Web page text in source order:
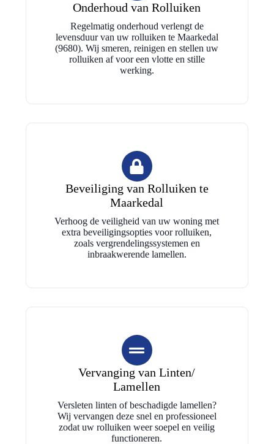
Onderhoud van Rolluiken
Regelmatig onderhoud verlengt de
levensduur van uw rolluiken te Maarkedal
(9680). Wij smeren, reinigen en stellen uw
rolluiken af voor een vlotte en stille
werking.
Beveiliging van Rolluiken te
Maarkedal
Verhoog de veiligheid van uw woning met
extra beveiligingsopties voor rolluiken,
zoals vergrendelingssystemen en
inbraakwerende lamellen.
Vervanging van Linten/
Lamellen
Versleten linten of beschadigde lamellen?
Wij vervangen deze snel en professioneel
zodat uw rolluiken weer soepel en veilig
functioneren.